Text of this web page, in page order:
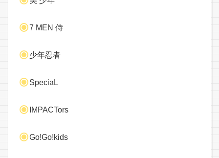
7 MEN 侍
少年忍者
SpeciaL
IMPACTors
Go!Go!kids